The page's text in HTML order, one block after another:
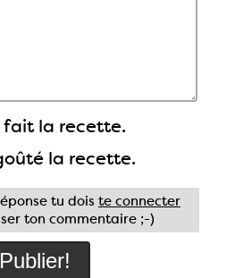
la recette.
la recette.
tu dois te connecter
ton commentaire ;-)